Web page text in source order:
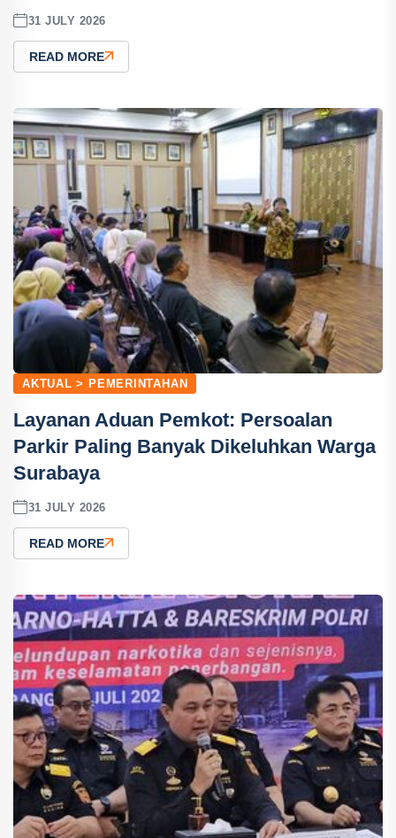
31 JULY 2026
READ MORE
AKTUAL > PEMERINTAHAN
Layanan Aduan Pemkot: Persoalan
Parkir Paling Banyak Dikeluhkan Warga
Surabaya
31 JULY 2026
READ MORE